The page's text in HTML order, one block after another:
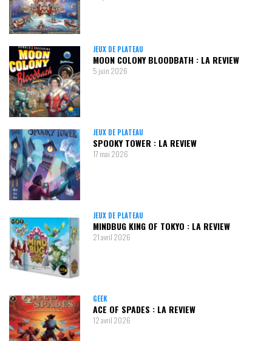
JEUX DE PLATEAU
MOON COLONY BLOODBATH : LA REVIEW
5 juin 2026
JEUX DE PLATEAU
SPOOKY TOWER : LA REVIEW
17 mai 2026
JEUX DE PLATEAU
MINDBUG KING OF TOKYO : LA REVIEW
21 avril 2026
GEEK
ACE OF SPADES : LA REVIEW
12 avril 2026